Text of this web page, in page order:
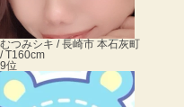
むつみシキ / 長崎市 本石灰町
/ T160cm
9位